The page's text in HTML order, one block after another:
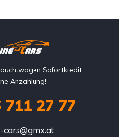
Sofortkredit
Anzahlung!
711 27 77
cars@gmx.at